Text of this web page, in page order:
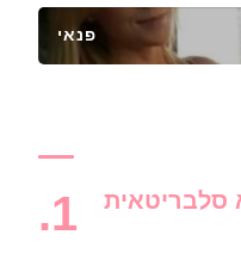
פנאי
סלבריטאית